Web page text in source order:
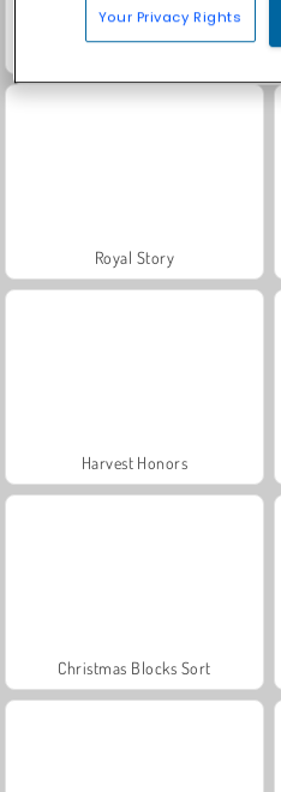
Royal Story
Harvest Honors
Christmas Blocks Sort
Your Privacy Rights